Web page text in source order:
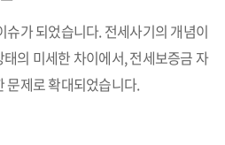
슈가 되었습니다. 전세사기의 개념이
의 미세한 차이에서, 전세보증금 자
문제로 확대되었습니다.